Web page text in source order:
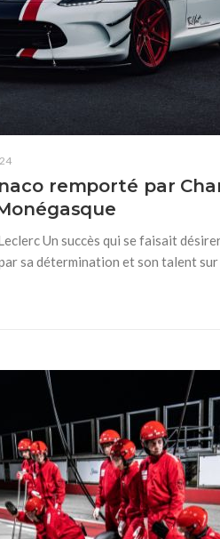
remporté par
Un succès qui se faisait
sa détermination et son talent sur